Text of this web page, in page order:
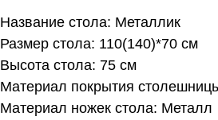
Название стола: Металлик
Размер стола: 110(140)*70 см
Высота стола: 75 см
Материал покрытия
Материал ножек стола: Металл